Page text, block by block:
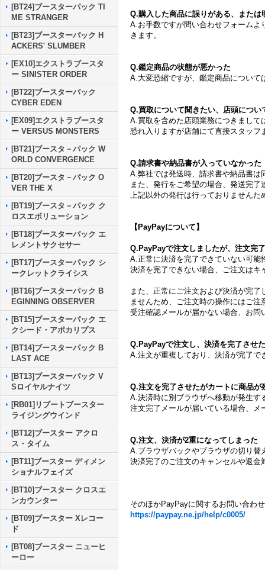
[BT24]ブースターパック TI
ME STRANGER
[BT23]ブースターパック H
ACKERS' SLUMBER
[EX10]エクストラブースタ
ー SINISTER ORDER
[BT22]ブースターパック
CYBER EDEN
[EX09]エクストラブースタ
ー VERSUS MONSTERS
[BT21]ブースタ－パック W
ORLD CONVERGENCE
[BT20]ブースタ－パック O
VER THE X
[BT19]ブースタ－パック ク
ロスエボリューション
[BT18]ブースターパック エ
レメントサクセサー
[BT17]ブースターパック シ
ークレットクライシス
[BT16]ブースターパック B
EGINNING OBSERVER
[BT15]ブースターパック エ
クシード・アポカリプス
[BT14]ブースターパック B
LAST ACE
[BT13]ブースターパック V
Sロイヤルナイツ
[RB01]リブートブースター
ライジングウインド
[BT12]ブースター アクロ
ス・タイム
[BT11]ブースター ディメン
ショナルフェイズ
[BT10]ブースター クロスエ
ンカウンター
[BT09]ブースター Xレコー
ド
[BT08]ブースター ニューヒ
ーロー
Q.購入した商品に誤りがある、または
A.お手数ですが問い合わせフォーム
きます。
Q.鑑定商品の状態が悪かった
A.大変恐縮ですが、鑑定商品につい
Q.買取について聞きたい、店頭につい
A.買取を含めた店頭業務につきまして
恐れ入りますが店舗にて直接スタッフ
Q.請求書や納品書が入っていなかった
A.弊社では発送時、請求書や納品書は
また、発行をご希望の場合、発送完
上記以外の発行は行っておりませんた
【PayPayについて】
Q.PayPayで注文しましたが、注文完
A.正常に決済を完了できていない可能
決済を完了できない場合、ご注文はキ
また、正常にご注文および決済が完
ませんため、ご注文時の操作にはご注
受注確認メールが届かない場合、お
Q.PayPayで注文し、決済を完了させ
A.注文が重複しており、決済が完了
Q.注文を完了させたがカートに商品が
A.決済時に別ブラウザへ移動が発生
注文完了メールが届いている場合、
Q.注文、決済が2重になってしまった
A.ブラウザバックやブラウザの切り
決済完了のご注文のキャンセルや返
そのほかPayPayに関するお問い合わ
https://paypay.ne.jp/help/c0005/